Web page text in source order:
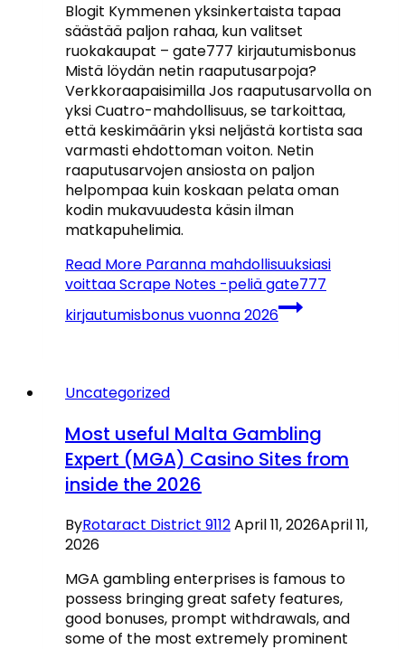
Blogit Kymmenen yksinkertaista tapaa
säästää paljon rahaa, kun valitset
ruokakaupat – gate777 kirjautumisbonus
Mistä löydän netin raaputusarpoja?
Verkkoraapaisimilla Jos raaputusarvolla on
yksi Cuatro-mahdollisuus, se tarkoittaa,
että keskimäärin yksi neljästä kortista saa
varmasti ehdottoman voiton. Netin
raaputusarvojen ansiosta on paljon
helpompaa kuin koskaan pelata oman
kodin mukavuudesta käsin ilman
matkapuhelimia.
Read More Paranna mahdollisuuksiasi
voittaa Scrape Notes -peliä gate777
kirjautumisbonus vuonna 2026
Uncategorized
Most useful Malta Gambling
Expert (MGA) Casino Sites from
inside the 2026
ByRotaract District 9112April 11, 2026April 11,
2026
MGA gambling enterprises is famous to
possess bringing great safety features,
good bonuses, prompt withdrawals, and
some of the most extremely prominent